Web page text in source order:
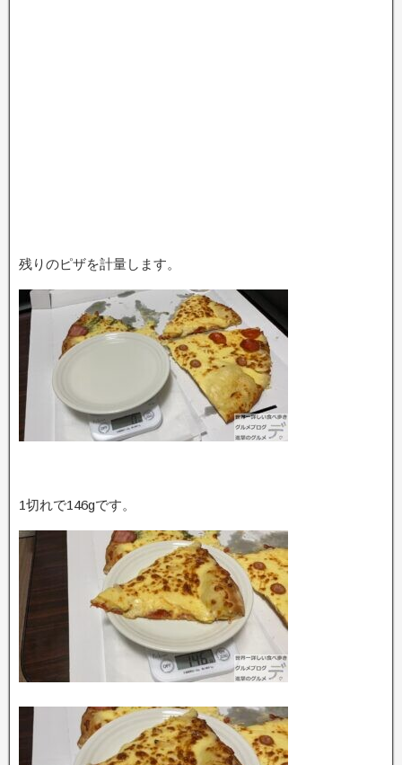
残りのピザを計量します。
1切れで146gです。